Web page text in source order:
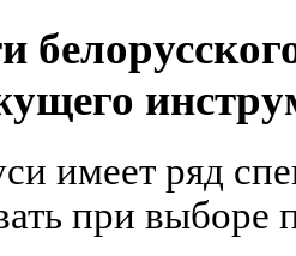
имеет ряд
при выборе